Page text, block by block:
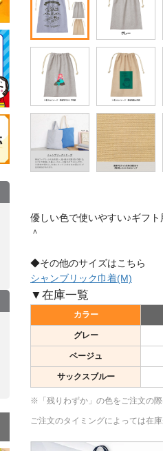
優しい色で使いやすい♪ギフ
＾
◆その他のサイズはこちら
シャンブリック巾着(M)
▼在庫一覧
カラー
グレー
ベージュ
サックスブルー
※「残りわずか」の色をご注文の際
ご注文のタイミングによっては在